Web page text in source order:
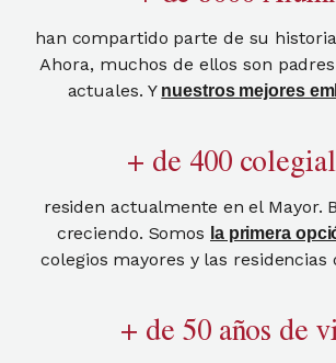
han compartido parte de su
Ahora, muchos de ellos son
actuales. Y nuestros mejores
+ de 400
residen actualmente en el Mayor.
creciendo. Somos la primera
colegios mayores y las residencias
+ de 50 años de